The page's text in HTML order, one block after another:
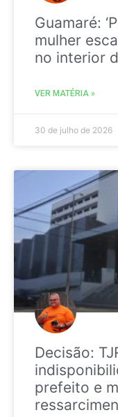
Guamaré:
mulher
no interior
VER MATÉRIA »
30 de julho de 2026
Decisão:
prefeito e